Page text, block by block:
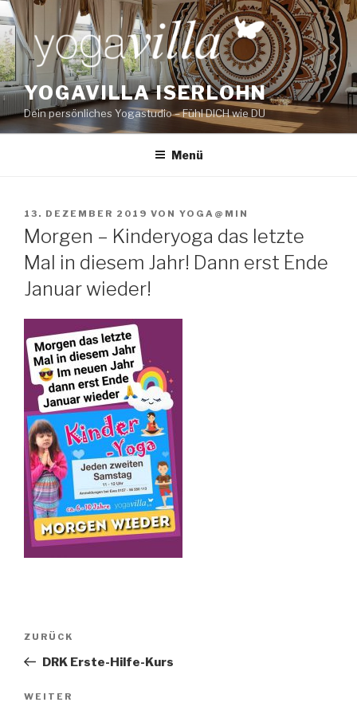
Zum
Inhalt
springen
YOGAVILLA ISERLOHN
Dein persönliches Yogastudio – Fühl DICH wie DU
Menü
VERÖFFENTLICHT
AM
13. DEZEMBER 2019 VON YOGA@MIN
Morgen – Kinderyoga das letzte
Mal in diesem Jahr! Dann erst Ende
Januar wieder!
Beitragsnavigation
Vorheriger
Beitrag
ZURÜCK
DRK Erste-Hilfe-Kurs
Nächster
WEITER